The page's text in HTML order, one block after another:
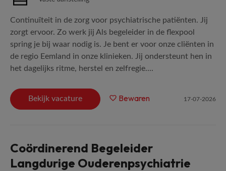
Continuïteit in de zorg voor psychiatrische patiënten. Jij
zorgt ervoor. Zo werk jij Als begeleider in de flexpool
spring je bij waar nodig is. Je bent er voor onze cliënten in
de regio Eemland in onze klinieken. Jij ondersteunt hen in
het dagelijks ritme, herstel en zelfregie....
Bekijk vacature Bewaren 17-07-2026
Coördinerend Begeleider
Langdurige Ouderenpsychiatrie